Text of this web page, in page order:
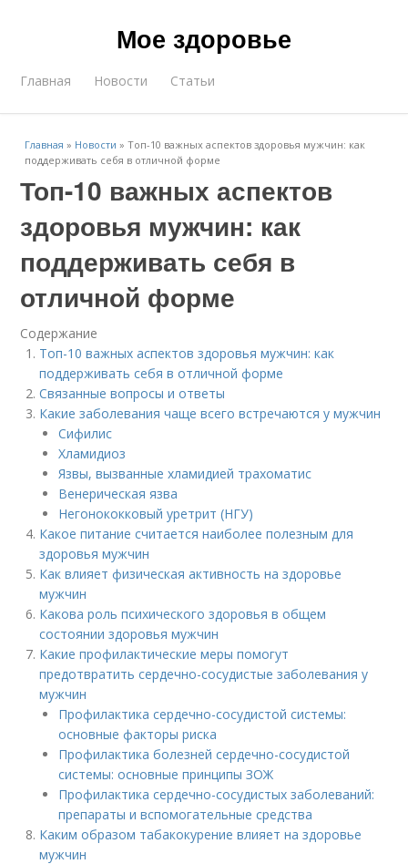
Мое здоровье
Главная Новости Статьи
Главная » Новости »Топ-10 важных аспектов здоровья мужчин: как
поддерживать себя в отличной форме
Топ-10 важных аспектов
здоровья мужчин: как
поддерживать себя в
отличной форме
Содержание
Топ-10 важных аспектов здоровья мужчин: как
поддерживать себя в отличной форме
Связанные вопросы и ответы
Какие заболевания чаще всего встречаются у мужчин
Сифилис
Хламидиоз
Язвы, вызванные хламидией трахоматис
Венерическая язва
Негонококковый уретрит (НГУ)
Какое питание считается наиболее полезным для
здоровья мужчин
Как влияет физическая активность на здоровье
мужчин
Какова роль психического здоровья в общем
состоянии здоровья мужчин
Какие профилактические меры помогут
предотвратить сердечно-сосудистые заболевания у
мужчин
Профилактика сердечно-сосудистой системы:
основные факторы риска
Профилактика болезней сердечно-сосудистой
системы: основные принципы ЗОЖ
Профилактика сердечно-сосудистых заболеваний:
препараты и вспомогательные средства
Каким образом табакокурение влияет на здоровье
мужчин